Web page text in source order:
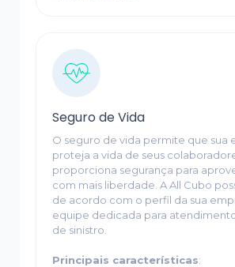
Seguro de Vida
O seguro de vida permite que sua
proteja a vida de seus
proporciona segurança para
com mais liberdade. A All Cubo
de acordo com o perfil da sua
equipe dedicada para
de sinistro.
Principais características: